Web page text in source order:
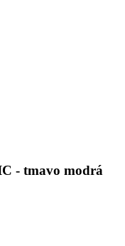
- tmavo modrá